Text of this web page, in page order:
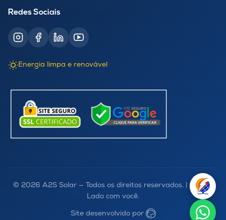
Redes Sociais
Energia limpa e renovável
© 2026 A2S Solar — Todos os direitos reservados. | Lado a
Lado com você.
Site desenvolvido por